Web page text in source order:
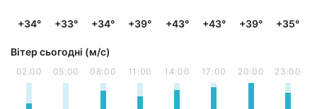
+34° +33° +34° +39° +43° +43° +39° +35°
Вітер сьогодні (м/с)
02:00 05:00 08:00 11:00 14:00 17:00 20:00 23:00